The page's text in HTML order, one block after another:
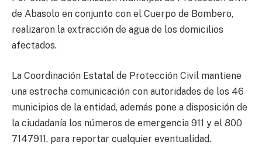
de Abasolo en conjunto con el Cuerpo de Bombero,
realizaron la extracción de agua de los domicilios
afectados.
La Coordinación Estatal de Protección Civil mantiene
una estrecha comunicación con autoridades de los 46
municipios de la entidad, además pone a disposición de
la ciudadanía los números de emergencia 911 y el 800
7147911, para reportar cualquier eventualidad.